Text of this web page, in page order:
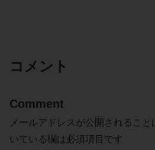
コメント
Comment
メールアドレスが公開されること
いている欄は必須項目です